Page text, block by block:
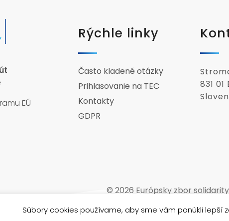
EÚ
Rýchle linky
Často kladené otázky
Prihlasovanie na TEC
Kontakty
GDPR
831
© 2026 Európsky zbor
Súbory cookies používame, aby sme vám ponúkli lepší